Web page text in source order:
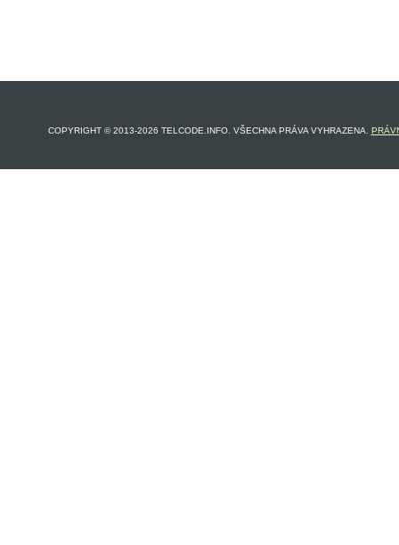
COPYRIGHT © 2013-2026 TELCODE.INFO. VŠECHNA PRÁVA VYHRAZENA.